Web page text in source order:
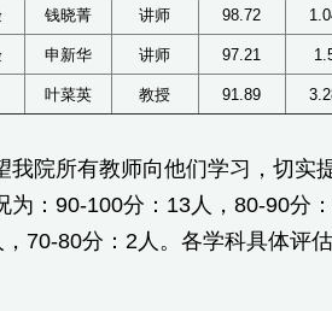
钱晓菁 讲师 98.72
申新华 讲师 97.21
叶菜英 教授 91.89
院所有教师向他们学习，切实
：90-100分：13人，80-90分
70-80分：2人。各学科具体评